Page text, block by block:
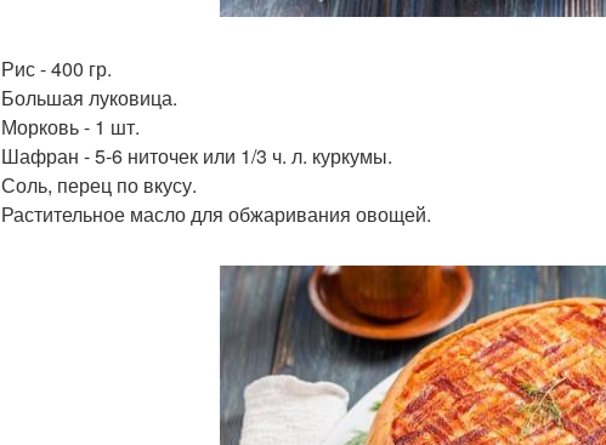
Рис - 400 гр.
Большая луковица.
Морковь - 1 шт.
Шафран - 5-6 ниточек или 1/3 ч. л. куркумы.
Соль, перец по вкусу.
Растительное масло для обжаривания овощей.